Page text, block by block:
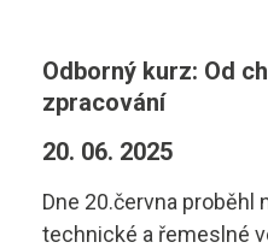
Diagnostik
Elektrotechnik
Automechanik
Technické obory ›
Základní informace
Aktuality
Odborný kurz: Od
zpracování
20. 06. 2025
Dne 20.června proběhl
technické a řemeslné